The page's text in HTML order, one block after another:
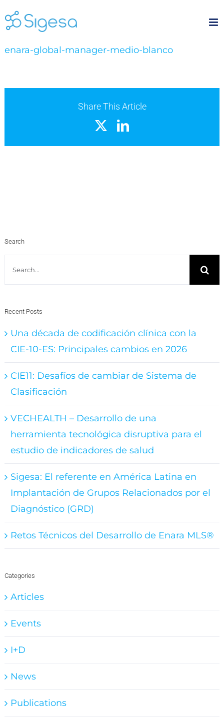
to
enara-global-manager-medio-blanco
Share This Article
LinkedIn
Search
Recent Posts
Una década de codificación clínica con la
CIE-10-ES: Principales cambios en 2026
CIE11: Desafíos de cambiar de Sistema de
Clasificación
VECHEALTH – Desarrollo de una
herramienta tecnológica disruptiva para el
estudio de indicadores de salud
Sigesa: El referente en América Latina en
Implantación de Grupos Relacionados por el
Diagnóstico (GRD)
Retos Técnicos del Desarrollo de Enara MLS®
Categories
Articles
Events
I+D
News
Publications